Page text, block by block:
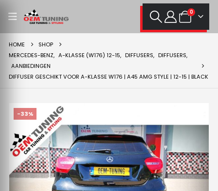
0
HOME
SHOP
MERCEDES-BENZ, A-KLASSE (W176) 12-15, DIFFUSERS, DIFFUSERS,
AANBIEDINGEN
DIFFUSER GESCHIKT VOOR A-KLASSE W176 | A45 AMG STYLE | 12-15 | BLACK
-33%